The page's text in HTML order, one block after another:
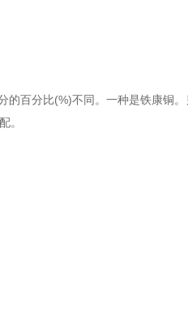
百分比(%)不同。一种是铁康铜
。